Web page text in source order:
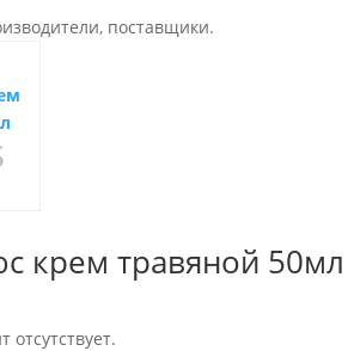
поставщики.
крем травяной 50мл